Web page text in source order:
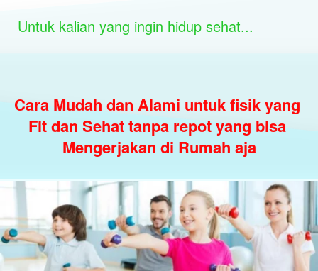
Untuk kalian yang ingin hidup sehat...
Cara Mudah dan Alami untuk fisik yang
Fit dan Sehat tanpa repot yang bisa
Mengerjakan di Rumah aja